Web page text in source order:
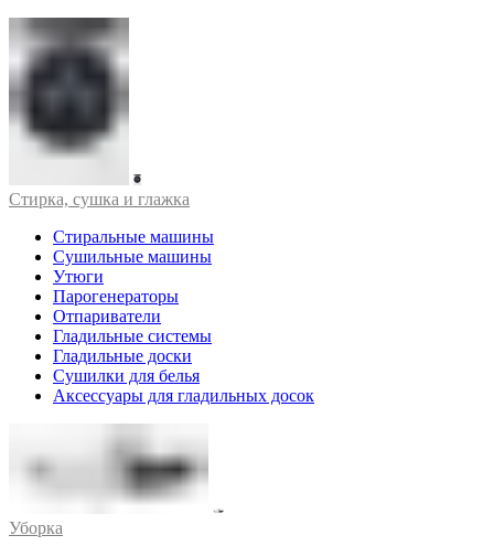
Стирка, сушка и глажка
Стиральные машины
Сушильные машины
Утюги
Парогенераторы
Отпариватели
Гладильные системы
Гладильные доски
Сушилки для белья
Аксессуары для гладильных досок
Уборка